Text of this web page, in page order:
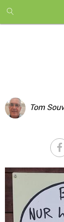
month
free
Tom